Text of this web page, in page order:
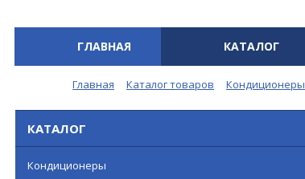
ГЛАВНАЯ КАТАЛОГ
Главная Каталог товаров Кондиционеры
КАТАЛОГ
Кондиционеры